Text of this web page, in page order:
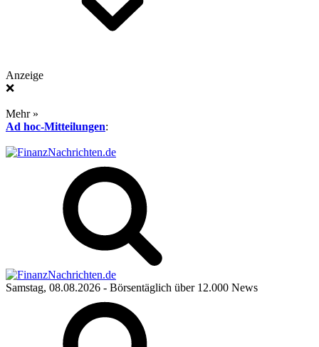
Anzeige
❌
Mehr »
Ad hoc-Mitteilungen:
Samstag, 08.08.2026 - Börsentäglich über 12.000 News